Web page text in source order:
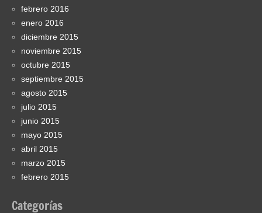
febrero 2016
enero 2016
diciembre 2015
noviembre 2015
octubre 2015
septiembre 2015
agosto 2015
julio 2015
junio 2015
mayo 2015
abril 2015
marzo 2015
febrero 2015
Categorías